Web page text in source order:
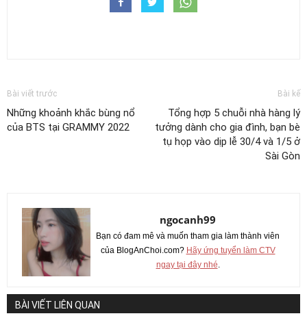
Bài viết trước
Những khoảnh khắc bùng nổ
của BTS tại GRAMMY 2022
Bài kế
Tổng hợp 5 chuỗi nhà hàng lý
tưởng dành cho gia đình, bạn bè
tụ họp vào dịp lễ 30/4 và 1/5 ở
Sài Gòn
ngocanh99
Bạn có đam mê và muốn tham gia làm thành viên
của BlogAnChoi.com? Hãy ứng tuyển làm CTV
ngay tại đây nhé.
BÀI VIẾT LIÊN QUAN